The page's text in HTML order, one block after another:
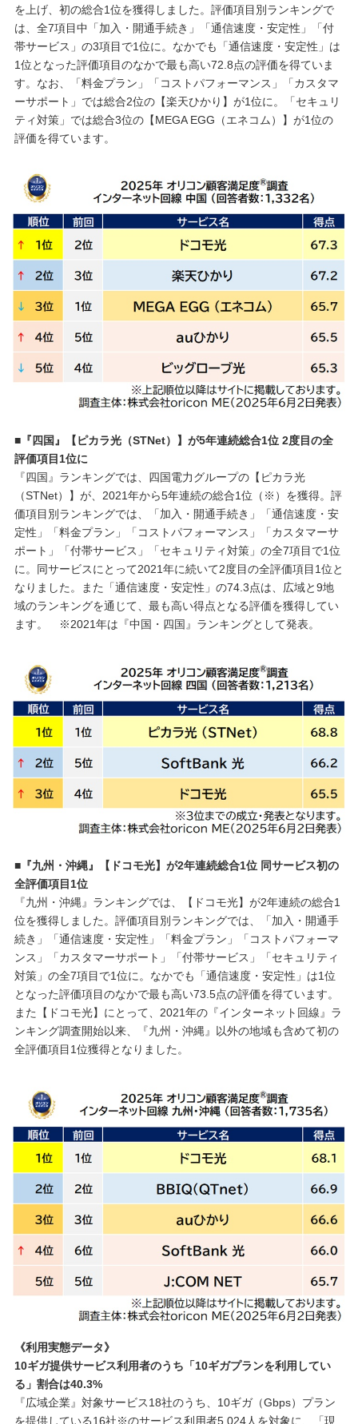
を上げ、初の総合1位を獲得しました。評価項目別ランキングで
は、全7項目中「加入・開通手続き」「通信速度・安定性」「付
帯サービス」の3項目で1位に。なかでも「通信速度・安定性」は
1位となった評価項目のなかで最も高い72.8点の評価を得ていま
す。なお、「料金プラン」「コストパフォーマンス」「カスタマ
ーサポート」では総合2位の【楽天ひかり】が1位に。「セキュリ
ティ対策」では総合3位の【MEGA EGG（エネコム）】が1位の
評価を得ています。
■『四国』【ピカラ光（STNet）】が5年連続総合1位 2度目の全
評価項目1位に
『四国』ランキングでは、四国電力グループの【ピカラ光
（STNet）】が、2021年から5年連続の総合1位（※）を獲得。評
価項目別ランキングでは、「加入・開通手続き」「通信速度・安
定性」「料金プラン」「コストパフォーマンス」「カスタマーサ
ポート」「付帯サービス」「セキュリティ対策」の全7項目で1位
に。同サービスにとって2021年に続いて2度目の全評価項目1位と
なりました。また「通信速度・安定性」の74.3点は、広域と9地
域のランキングを通じて、最も高い得点となる評価を獲得してい
ます。 ※2021年は『中国・四国』ランキングとして発表。
■『九州・沖縄』【ドコモ光】が2年連続総合1位 同サービス初の
全評価項目1位
『九州・沖縄』ランキングでは、【ドコモ光】が2年連続の総合1
位を獲得しました。評価項目別ランキングでは、「加入・開通手
続き」「通信速度・安定性」「料金プラン」「コストパフォーマ
ンス」「カスタマーサポート」「付帯サービス」「セキュリティ
対策」の全7項目で1位に。なかでも「通信速度・安定性」は1位
となった評価項目のなかで最も高い73.5点の評価を得ています。
また【ドコモ光】にとって、2021年の『インターネット回線』ラ
ンキング調査開始以来、『九州・沖縄』以外の地域も含めて初の
全評価項目1位獲得となりました。
《利用実態データ》
10ギガ提供サービス利用者のうち「10ギガプランを利用してい
る」割合は40.3%
『広域企業』対象サービス18社のうち、10ギガ（Gbps）プラン
を提供している16社※のサービス利用者5,024人を対象に、「現